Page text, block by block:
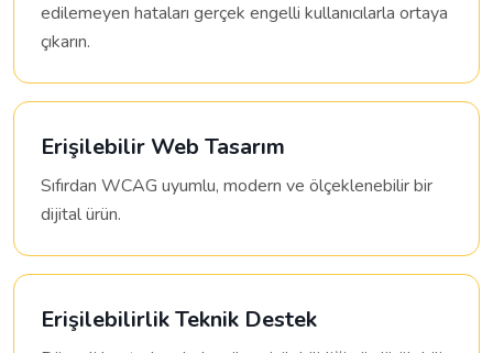
edilemeyen hataları gerçek engelli kullanıcılarla ortaya
çıkarın.
Erişilebilir Web Tasarım
Sıfırdan WCAG uyumlu, modern ve ölçeklenebilir bir
dijital ürün.
Erişilebilirlik Teknik Destek